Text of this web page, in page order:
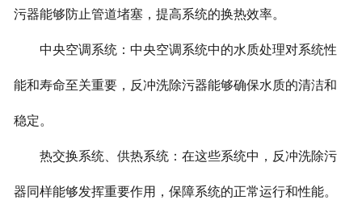
污器能够防止管道堵塞，提高系统的换热效率。
中央空调系统：中央空调系统中的水质处理对系统性
能和寿命至关重要，反冲洗除污器能够确保水质的清洁和
稳定。
热交换系统、供热系统：在这些系统中，反冲洗除污
器同样能够发挥重要作用，保障系统的正常运行和性能。